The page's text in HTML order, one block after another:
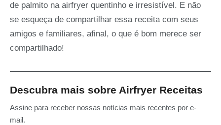
de palmito na airfryer quentinho e irresistível. E não
se esqueça de compartilhar essa receita com seus
amigos e familiares, afinal, o que é bom merece ser
compartilhado!
Descubra mais sobre Airfryer Receitas
Assine para receber nossas notícias mais recentes por e-
mail.